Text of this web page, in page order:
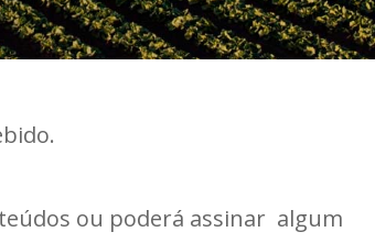
ou poderá assinar algum